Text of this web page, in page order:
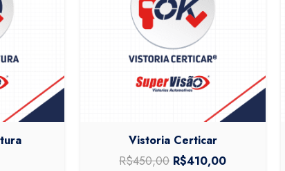
Vistoria Certicar
R$450,00 O
R$410,00